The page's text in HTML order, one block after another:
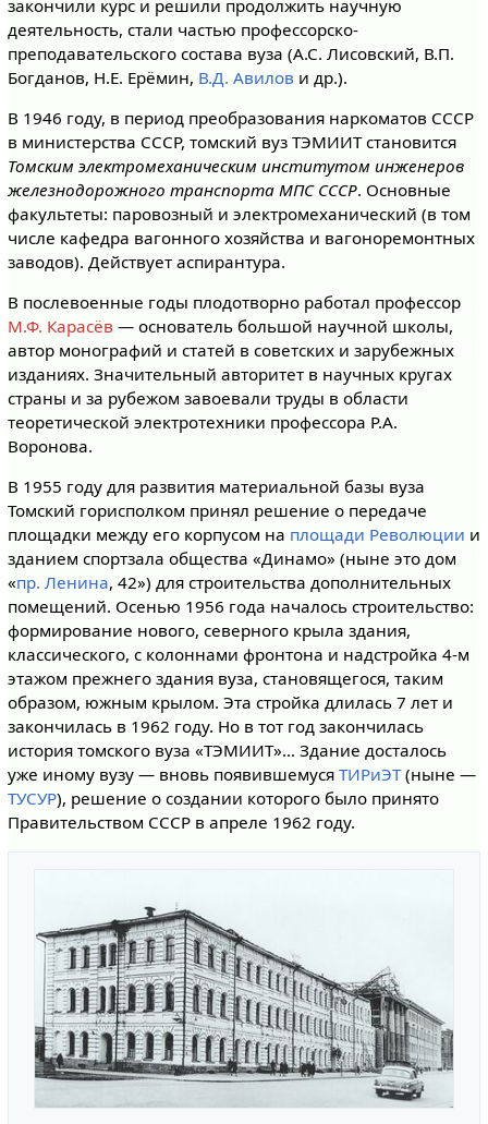
закончили курс и решили продолжить научную
деятельность, стали частью профессорско-
преподавательского состава вуза (А.С. Лисовский, В.П.
Богданов, Н.Е. Ерёмин, В.Д. Авилов и др.).
В 1946 году, в период преобразования наркоматов СССР
в министерства СССР, томский вуз ТЭМИИТ становится
Томским электромеханическим институтом инженеров
железнодорожного транспорта МПС СССР. Основные
факультеты: паровозный и электромеханический (в том
числе кафедра вагонного хозяйства и вагоноремонтных
заводов). Действует аспирантура.
В послевоенные годы плодотворно работал профессор
М.Ф. Карасёв — основатель большой научной школы,
автор монографий и статей в советских и зарубежных
изданиях. Значительный авторитет в научных кругах
страны и за рубежом завоевали труды в области
теоретической электротехники профессора Р.А.
Воронова.
В 1955 году для развития материальной базы вуза
Томский горисполком принял решение о передаче
площадки между его корпусом на площади Революции и
зданием спортзала общества «Динамо» (ныне это дом
«пр. Ленина, 42») для строительства дополнительных
помещений. Осенью 1956 года началось строительство:
формирование нового, северного крыла здания,
классического, с колоннами фронтона и надстройка 4-м
этажом прежнего здания вуза, становящегося, таким
образом, южным крылом. Эта стройка длилась 7 лет и
закончилась в 1962 году. Но в тот год закончилась
история томского вуза «ТЭМИИТ»… Здание досталось
уже иному вузу — вновь появившемуся ТИРиЭТ(ныне —
ТУСУР), решение о создании которого было принято
Правительством СССР в апреле 1962 году.